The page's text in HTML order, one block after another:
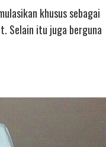
khusus sebagai
Selain itu juga berguna